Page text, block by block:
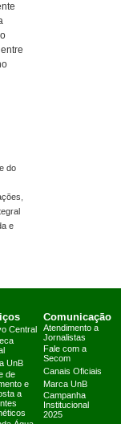
do
e
Central
UnB
de
e
a
Comunicação
Atendimento a
Jornalistas
Fale com a
Secom
Canais Oficiais
Marca UnB
Campanha
Institucional
2025